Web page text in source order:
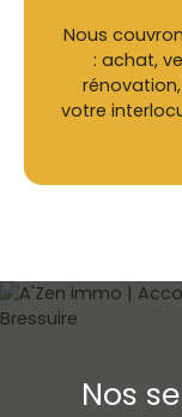
Nous
: achat,
votre
Nos